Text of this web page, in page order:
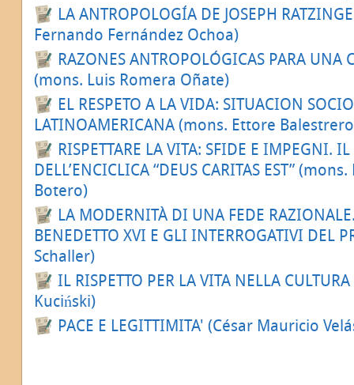
LA ANTROPOLOGÍA DE JOSEPH
Fernando Fernández Ochoa)
RAZONES ANTROPOLÓGICAS PARA UNA
(mons. Luis Romera Oñate)
EL RESPETO A LA VIDA: SITUACION
LATINOAMERICANA (mons. Ettore
RISPETTARE LA VITA: SFIDE E IMPEGNI.
DELL’ENCICLICA “DEUS CARITAS EST”
Botero)
LA MODERNITÀ DI UNA FEDE
BENEDETTO XVI E GLI INTERROGATIVI DEL
Schaller)
IL RISPETTO PER LA VITA NELLA
Kuciński)
PACE E LEGITTIMITA' (César Mauricio